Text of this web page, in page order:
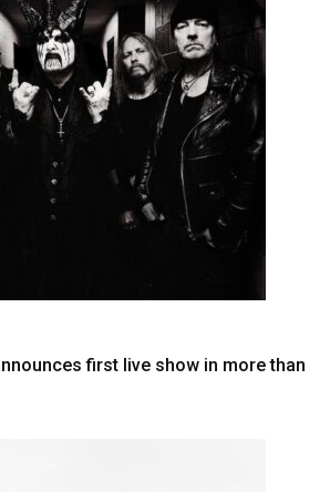
first live show in more than